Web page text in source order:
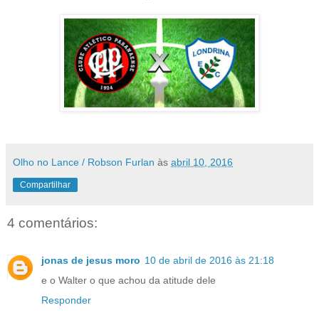
Olho no Lance / Robson Furlan às abril 10, 2016
Compartilhar
4 comentários:
jonas de jesus moro 10 de abril de 2016 às 21:18
e o Walter o que achou da atitude dele
Responder